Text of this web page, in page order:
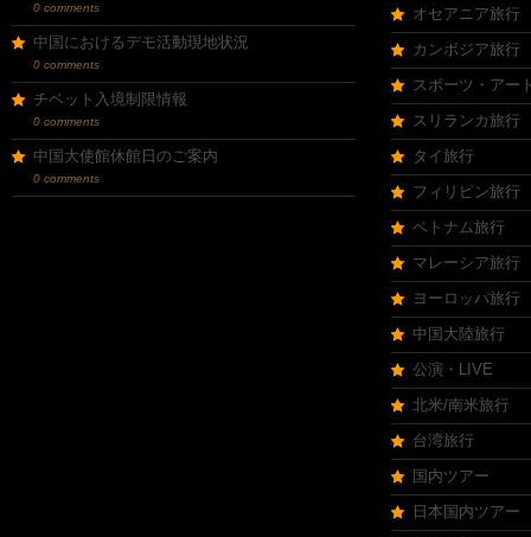
0 comments
中国におけるデモ活動現地状況
0 comments
チベット入境制限情報
0 comments
中国大使館休館日のご案内
0 comments
オセアニア旅行
カンボジア旅行
スポーツ・アー
スリランカ旅行
タイ旅行
フィリピン旅行
ベトナム旅行
マレーシア旅行
ヨーロッパ旅行
中国大陸旅行
公演・LIVE
北米/南米旅行
台湾旅行
国内ツアー
日本国内ツアー